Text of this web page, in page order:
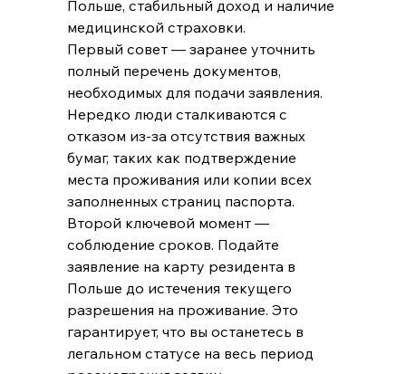
Польше, стабильный доход и наличие
медицинской страховки.
Первый совет — заранее уточнить
полный перечень документов,
необходимых для подачи заявления.
Нередко люди сталкиваются с
отказом из-за отсутствия важных
бумаг, таких как подтверждение
места проживания или копии всех
заполненных страниц паспорта.
Второй ключевой момент —
соблюдение сроков. Подайте
заявление на карту резидента в
Польше до истечения текущего
разрешения на проживание. Это
гарантирует, что вы останетесь в
легальном статусе на весь период